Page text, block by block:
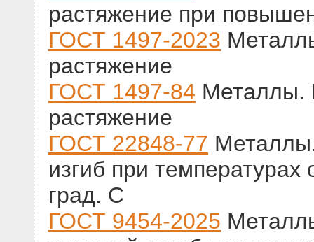
растяжение при
ГОСТ 1497-2023
растяжение
ГОСТ 1497-84 Металлы.
растяжение
ГОСТ 22848-77
изгиб при
град. С
ГОСТ 9454-2025